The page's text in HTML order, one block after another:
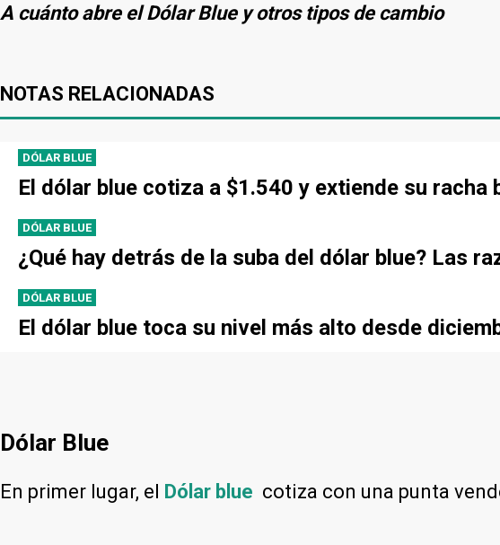
A cuánto abre el Dólar Blue y otros tipos de cambio
NOTAS RELACIONADAS
DÓLAR BLUE
El dólar blue cotiza a $1.540 y extiende su
DÓLAR BLUE
¿Qué hay detrás de la suba del dólar blue? Las
DÓLAR BLUE
El dólar blue toca su nivel más alto desde
Dólar Blue
En primer lugar, el Dólar blue cotiza con una punta